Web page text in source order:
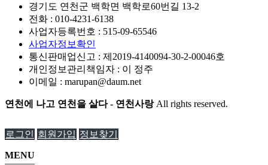
경기도 연천군 백학면 백학로60번길 13-2
전화 : 010-4231-6138
사업자등록번호 : 515-09-65546
사업자정보확인
통신판매업신고 : 제2019-4140094-30-2-00046호
개인정보관리책임자 : 이 정주
이메일 : marupan@daum.net
연천에 나고 연천을 살다 - 연천사랑 All rights reserved.
로그인 회원가입 정보찾기
MENU